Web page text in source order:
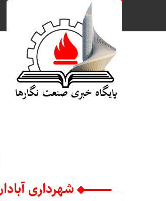
قائم مقام مدیرعامل در امور اداری
شهرداری